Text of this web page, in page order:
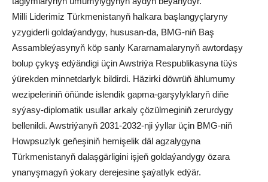
Milli Liderimiz Türkmenistanyň halkara başlangyçlaryny
yzygiderli goldaýandygy, hususan-da, BMG-niň Baş
Assambleýasynyň köp sanly Kararnamalarynyň awtordaşy
bolup çykyş edýändigi üçin Awstriýa Respublikasyna tüýs
ýürekden minnetdarlyk bildirdi. Häzirki döwrüň ählumumy
wezipeleriniň öňünde islendik gapma-garşylyklaryň diňe
syýasy-diplomatik usullar arkaly çözülmeginiň zerurdygy
bellenildi. Awstriýanyň 2031-2032-nji ýyllar üçin BMG-niň
Howpsuzlyk geňeşiniň hemişelik däl agzalygyna
Türkmenistanyň dalaşgärligini işjeň goldaýandygy özara
ynanyşmagyň ýokary derejesine şaýatlyk edýär.